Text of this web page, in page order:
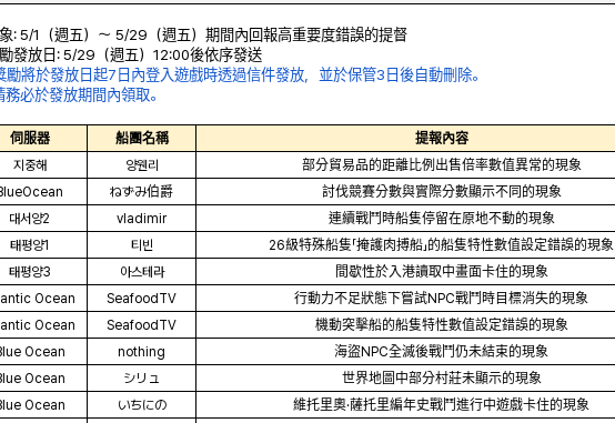
: 5/1（週五）～ 5/29（週五）期間內回報高重要度錯誤的提督
勵發放日: 5/29（週五）12:00後依序發送
勵將於發放日起7日內登入遊戲時透過信件發放，並於保管3日後自動刪除。
必於發放期間內領取。
伺服器 船團名稱 提報內容
지중해
양웬리 部分貿易品的距離比例出售倍率數值異常的現象
ねずみ伯爵 討伐競賽分數與實際分數顯示不同的現象
대서양2
vladimir 連續戰鬥時船隻停留在原地不動的現象
태평양1
티빈 26級特殊船隻「掩護肉搏船」的船隻特性數值設定錯誤的現象
태평양3
아스테라 間歇性於入港讀取中畫面卡住的現象
Ocean
SeafoodTV 行動力不足狀態下嘗試NPC戰鬥時目標消失的現象
Ocean
SeafoodTV 機動突擊船的船隻特性數值設定錯誤的現象
Ocean
nothing 海盜NPC全滅後戰鬥仍未結束的現象
Ocean
シリュ 世界地圖中部分村莊未顯示的現象
Ocean
いちにの 維托里奧·薩托里編年史戰鬥進行中遊戲卡住的現象